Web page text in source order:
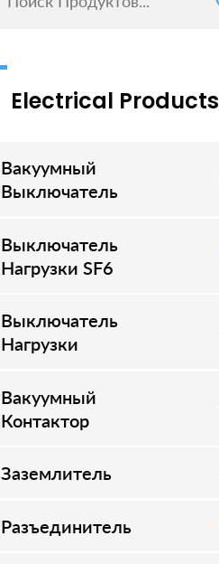
Electrical Products
Вакуумный
Выключатель
–
Выключатель
Нагрузки SF6
–
Выключатель
Нагрузки
–
Вакуумный
Контактор
–
Заземлитель
–
Разъединитель
–